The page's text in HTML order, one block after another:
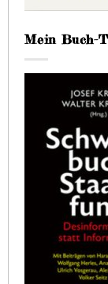
Mein Buch-